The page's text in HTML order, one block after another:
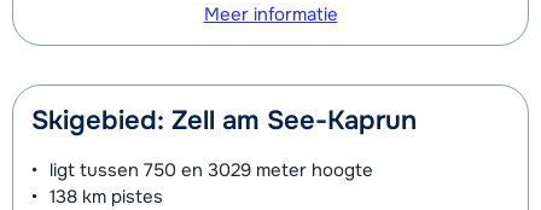
Meer informatie
Skigebied: Zell am See-Kaprun
ligt tussen 750 en 3029 meter hoogte
138 km pistes